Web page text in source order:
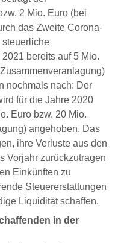
2 Mio. Euro (bei
das Zweite Corona-
steuerliche
bereits auf 5 Mio.
nochmals nach: Der
für die Jahre 2020
Euro bzw. 20 Mio.
angehoben. Das
ihre Verluste aus den
Vorjahr zurückzutragen
Einkünften zu
Steuererstattungen
Liquidität schaffen.
in der